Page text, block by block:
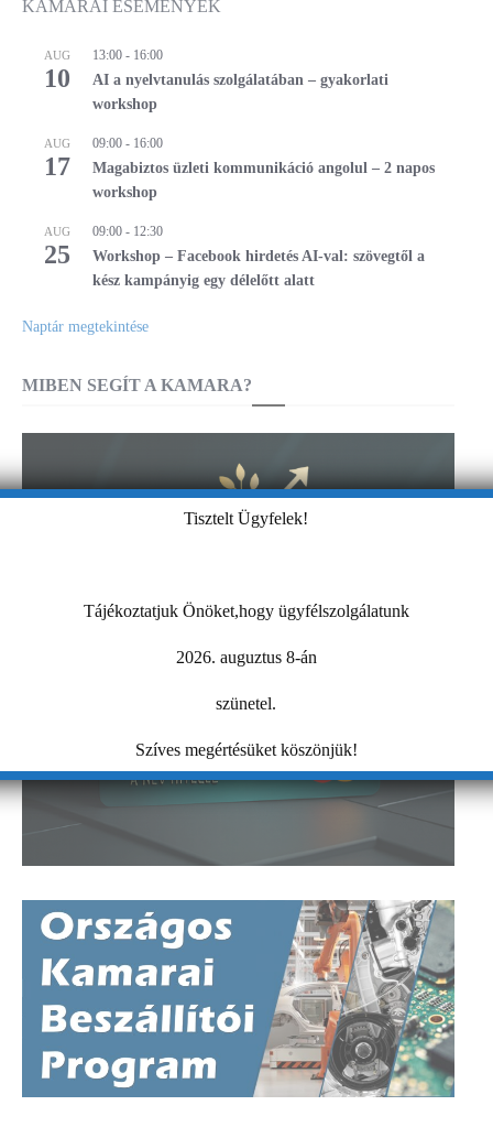
KAMARAI ESEMÉNYEK
AUG
10
13:00 - 16:00
AI a nyelvtanulás szolgálatában – gyakorlati
workshop
AUG
17
09:00 - 16:00
Magabiztos üzleti kommunikáció angolul – 2 napos
workshop
AUG
25
09:00 - 12:30
Workshop – Facebook hirdetés AI-val: szövegtől a
kész kampányig egy délelőtt alatt
Naptár megtekintése
MIBEN SEGÍT A KAMARA?
Tisztelt Ügyfelek!
Tájékoztatjuk Önöket,hogy ügyfélszolgálatunk
2026. auguztus 8-án
szünetel.
Szíves megértésüket köszönjük!